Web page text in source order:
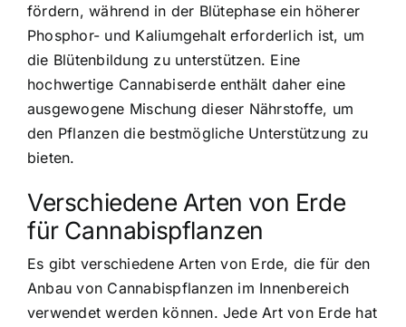
fördern, während in der Blütephase ein höherer
Phosphor- und Kaliumgehalt erforderlich ist, um
die Blütenbildung zu unterstützen. Eine
hochwertige Cannabiserde enthält daher eine
ausgewogene Mischung dieser Nährstoffe, um
den Pflanzen die bestmögliche Unterstützung zu
bieten.
Verschiedene Arten von Erde
für Cannabispflanzen
Es gibt verschiedene Arten von Erde, die für den
Anbau von Cannabispflanzen im Innenbereich
verwendet werden können. Jede Art von Erde hat